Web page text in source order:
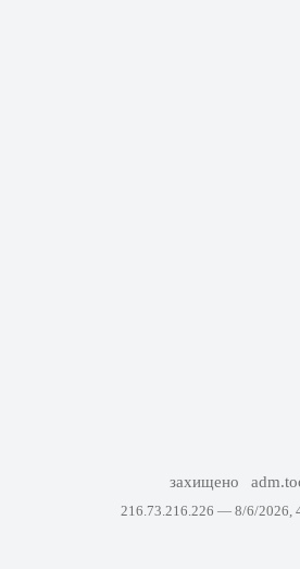
захищено
216.73.216.226 — 8/6/2026,